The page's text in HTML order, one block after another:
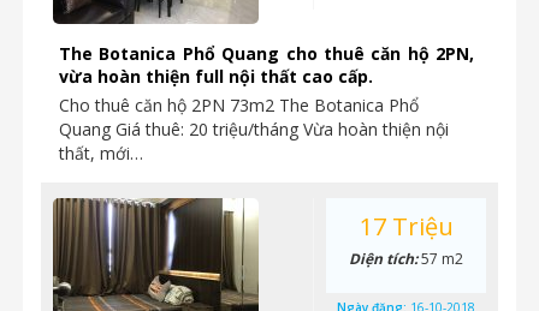
The Botanica Phổ Quang cho thuê căn hộ 2PN,
vừa hoàn thiện full nội thất cao cấp.
Cho thuê căn hộ 2PN 73m2 The Botanica Phổ
Quang Giá thuê: 20 triệu/tháng Vừa hoàn thiện nội
thất, mới…
17 Triệu
Diện tích:57 m2
Ngày đăng: 16-10-2018